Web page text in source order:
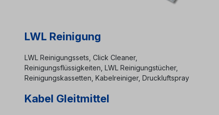
LWL Reinigung
LWL Reinigungssets, Click Cleaner,
Reinigungsflüssigkeiten, LWL Reinigungstücher,
Reinigungskassetten, Kabelreiniger, Druckluftspray
Kabel Gleitmittel